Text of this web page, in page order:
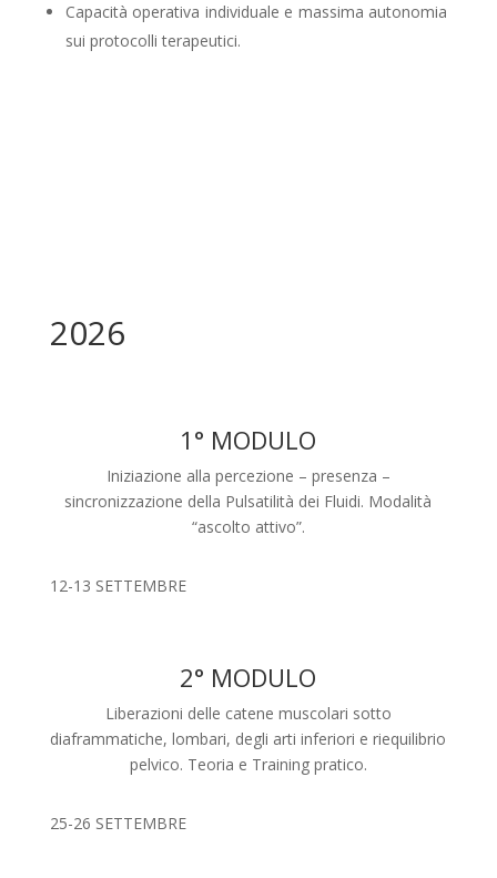
Capacità operativa individuale e massima autonomia
sui protocolli terapeutici.
2026
1° MODULO
Iniziazione alla percezione – presenza –
sincronizzazione della Pulsatilità dei Fluidi. Modalità
“ascolto attivo”.
12-13 SETTEMBRE
2° MODULO
Liberazioni delle catene muscolari sotto
diaframmatiche, lombari, degli arti inferiori e riequilibrio
pelvico. Teoria e Training pratico.
25-26 SETTEMBRE